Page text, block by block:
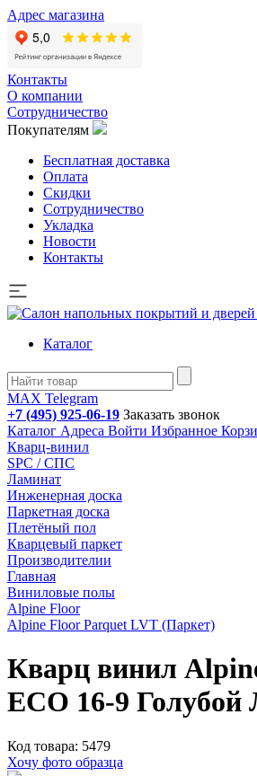
Адрес магазина
Контакты
О компании
Сотрудничество
Покупателям
Бесплатная доставка
Оплата
Скидки
Сотрудничество
Укладка
Новости
Контакты
Каталог
MAX Telegram
+7 (495) 925-06-19 Заказать звонок
Каталог Адреса Войти Избранное
Кварц-винил
SPC / СПС
Ламинат
Инженерная доска
Паркетная доска
Плетёный пол
Кварцевый паркет
Производителии
Главная
Виниловые полы
Alpine Floor
Alpine Floor Parquet LVT (Паркет)
Кварц винил
ECO 16-9 Голубой
Код товара: 5479
Хочу фото образца